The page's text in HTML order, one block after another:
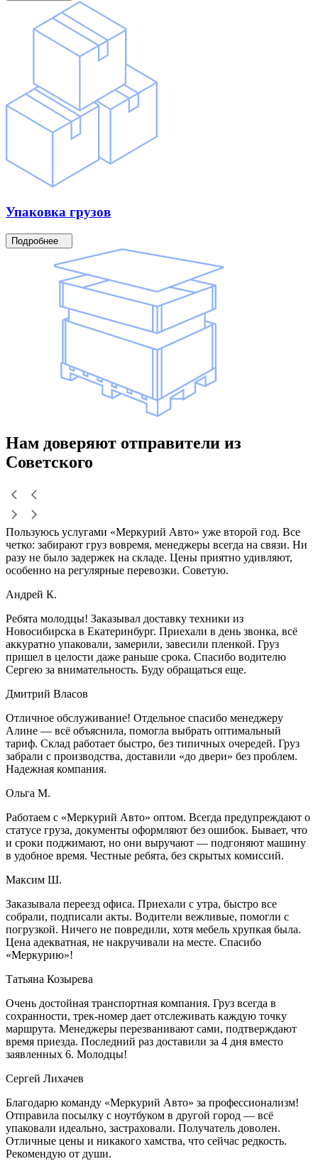
Упаковка грузов
Подробнее
Нам доверяют отправители из
Советского
Пользуюсь услугами «Меркурий Авто» уже второй год. Все
четко: забирают груз вовремя, менеджеры всегда на связи. Ни
разу не было задержек на складе. Цены приятно удивляют,
особенно на регулярные перевозки. Советую.
Андрей К.
Ребята молодцы! Заказывал доставку техники из
Новосибирска в Екатеринбург. Приехали в день звонка, всё
аккуратно упаковали, замерили, завесили пленкой. Груз
пришел в целости даже раньше срока. Спасибо водителю
Сергею за внимательность. Буду обращаться еще.
Дмитрий Власов
Отличное обслуживание! Отдельное спасибо менеджеру
Алине — всё объяснила, помогла выбрать оптимальный
тариф. Склад работает быстро, без типичных очередей. Груз
забрали с производства, доставили «до двери» без проблем.
Надежная компания.
Ольга М.
Работаем с «Меркурий Авто» оптом. Всегда предупреждают о
статусе груза, документы оформляют без ошибок. Бывает, что
и сроки поджимают, но они выручают — подгоняют машину
в удобное время. Честные ребята, без скрытых комиссий.
Максим Ш.
Заказывала переезд офиса. Приехали с утра, быстро все
собрали, подписали акты. Водители вежливые, помогли с
погрузкой. Ничего не повредили, хотя мебель хрупкая была.
Цена адекватная, не накручивали на месте. Спасибо
«Меркурию»!
Татьяна Козырева
Очень достойная транспортная компания. Груз всегда в
сохранности, трек-номер дает отслеживать каждую точку
маршрута. Менеджеры перезванивают сами, подтверждают
время приезда. Последний раз доставили за 4 дня вместо
заявленных 6. Молодцы!
Сергей Лихачев
Благодарю команду «Меркурий Авто» за профессионализм!
Отправила посылку с ноутбуком в другой город — всё
упаковали идеально, застраховали. Получатель доволен.
Отличные цены и никакого хамства, что сейчас редкость.
Рекомендую от души.